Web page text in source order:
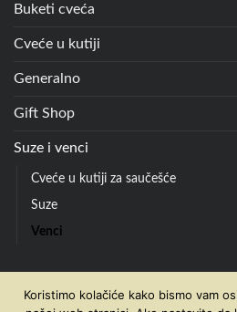
Buketi cveća
Cveće u kutiji
Generalno
Gift Shop
Suze i venci
Cveće u kutiji za saučešće
Suze
Venci
Koristimo kolačiće kako bismo vam